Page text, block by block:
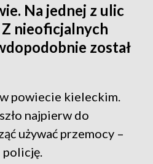
Na jednej z ulic
nieoficjalnych
został
powiecie kieleckim.
najpierw do
używać przemocy –